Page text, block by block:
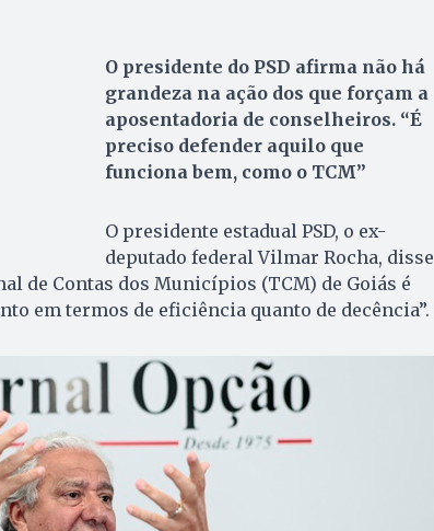
O presidente do PSD afirma não há
grandeza na ação dos que forçam a
aposentadoria de conselheiros. “É
preciso defender aquilo que
funciona bem, como o TCM”
O presidente estadual PSD, o ex-
deputado federal Vilmar Rocha, disse
de Contas dos Municípios (TCM) de Goiás é
em termos de eficiência quanto de decência”.